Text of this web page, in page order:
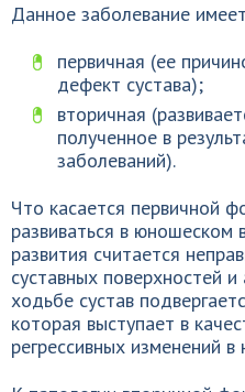
Данное заболевание
первичная (ее
дефект сустава);
вторичная
полученное в
заболеваний).
Что касается первичной
развиваться в юношеском
развития считается
суставных поверхностей
ходьбе сустав
которая выступает в
регрессивных изменений в